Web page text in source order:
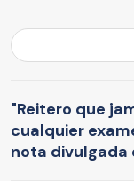
"Reitero que
cualquier
nota divulgada